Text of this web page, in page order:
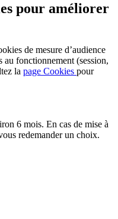
pour améliorer
de mesure d’audience
au fonctionnement (session,
la page Cookies pour
6 mois. En cas de mise à
redemander un choix.